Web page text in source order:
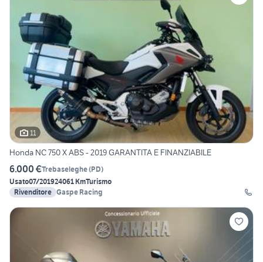
11
Honda NC 750 X ABS - 2019 GARANTITA E FINANZIABILE
6.000 €Trebaseleghe(PD)
Usato07/201924061 KmTurismo
Rivenditore Gaspe Racing